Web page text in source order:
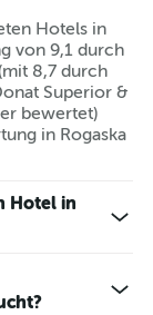
Hotels in
von 9,1 durch
8,7 durch
Superior &
bewertet)
in Rogaska
Hotel in